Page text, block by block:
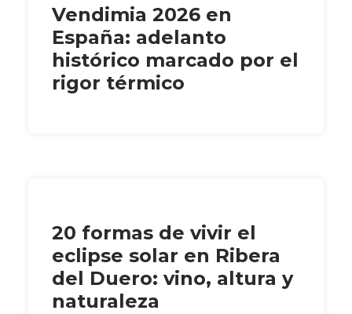
Vendimia 2026 en
España: adelanto
histórico marcado por el
rigor térmico
20 formas de vivir el
eclipse solar en Ribera
del Duero: vino, altura y
naturaleza